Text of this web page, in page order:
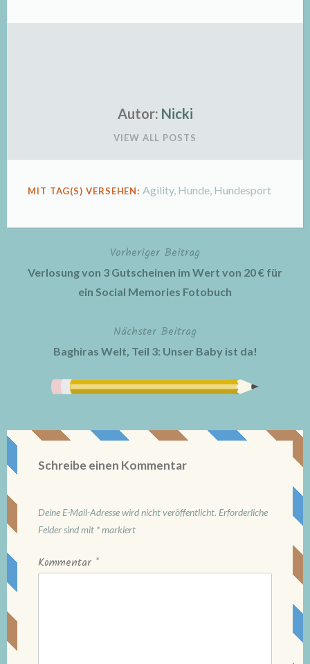
Autor: Nicki
VIEW ALL POSTS
MIT TAG(S) VERSEHEN:Agility, Hunde, Hundesport
BeitragsnavigationVorheriger Beitrag
Verlosung von 3 Gutscheinen im Wert von 20 € für
ein Social Memories Fotobuch
Nächster Beitrag
Baghiras Welt, Teil 3: Unser Baby ist da!
Schreibe einen Kommentar
Deine E-Mail-Adresse wird nicht veröffentlicht. Erforderliche
Felder sind mit *markiert
Kommentar *